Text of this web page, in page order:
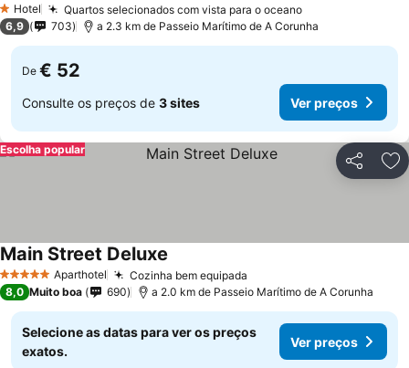
1 Estrelas
Hotel Quartos selecionados com vista para o oceano
6,9 703 a 2.3 km de Passeio Marítimo de A Corunha
De € 52
Consulte os preços de 3 sites Ver preços
Partilhar
Escolha popular
5 Estrelas Aparthotel Cozinha bem equipada
Main Street Deluxe
8,0 Muito boa 690 a 2.0 km de Passeio Marítimo de A Corunha
Selecione as datas para ver os preços
exatos.
Ver preços